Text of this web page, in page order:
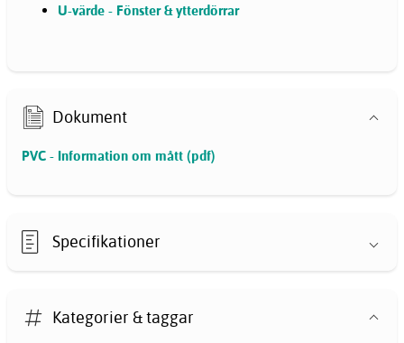
U-värde - Fönster & ytterdörrar
Dokument
PVC - Information om mått (pdf)
Specifikationer
Kategorier & taggar